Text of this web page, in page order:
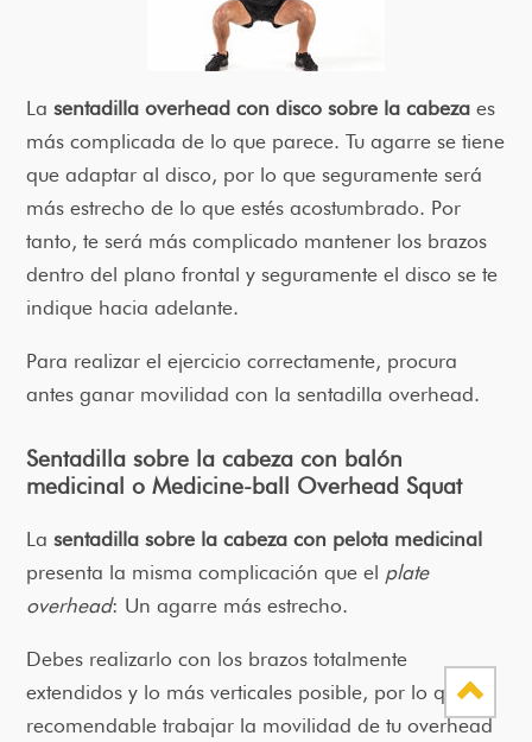
La sentadilla overhead con disco sobre la cabezaes
más complicada de lo que parece. Tu agarre se tiene
que adaptar al disco, por lo que seguramente será
más estrecho de lo que estés acostumbrado. Por
tanto, te será más complicado mantener los brazos
dentro del plano frontal y seguramente el disco se te
indique hacia adelante.
Para realizar el ejercicio correctamente, procura
antes ganar movilidad con la sentadilla overhead.
Sentadilla sobre la cabeza con balón
medicinal o Medicine-ball Overhead Squat
La sentadilla sobre la cabeza con pelota medicinal
presenta la misma complicación que el plate
overhead: Un agarre más estrecho.
Debes realizarlo con los brazos totalmente
extendidos y lo más verticales posible, por lo que es
recomendable trabajar la movilidad de tu overhead